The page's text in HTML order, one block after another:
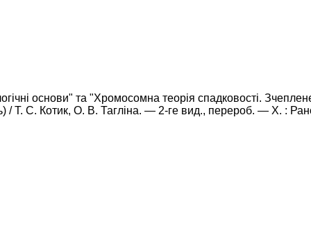
основи" та "Хромосомна теорія спадковості.
/ Т. С. Котик, О. В. Тагліна. — 2-ге вид., перероб. — Х. :